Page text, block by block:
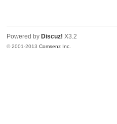
Powered by Discuz! X3.2
© 2001-2013Comsenz Inc.